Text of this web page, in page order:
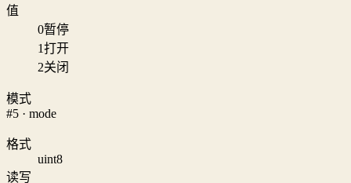
值
0暂停
1打开
2关闭
模式
#5 · mode
格式
uint8
读写